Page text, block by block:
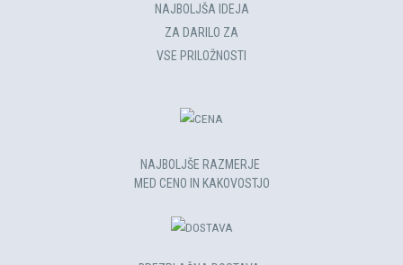
NAJBOLJŠA IDEJA
ZA DARILO ZA
VSE PRILOŽNOSTI​
NAJBOLJŠE RAZMERJE
MED CENO IN KAKOVOSTJO​